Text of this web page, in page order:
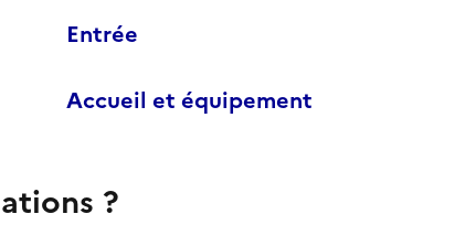
Entrée
Accueil et équipement
?